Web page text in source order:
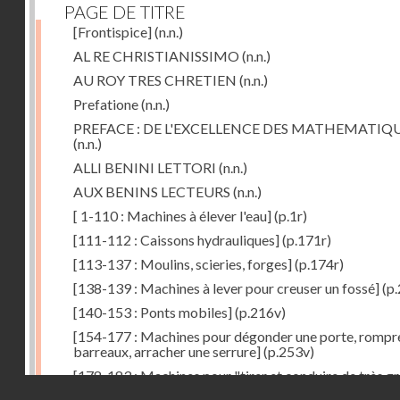
PAGE DE TITRE
[Frontispice](n.n.)
AL RE CHRISTIANISSIMO (n.n.)
AU ROY TRES CHRETIEN (n.n.)
Prefatione(n.n.)
PREFACE : DE L'EXCELLENCE DES
(n.n.)
ALLI BENINI LETTORI (n.n.)
AUX BENINS LECTEURS (n.n.)
[ 1-110 : Machines à élever l'eau](p.1r)
[111-112 : Caissons hydrauliques](p.171r)
[113-137 : Moulins, scieries, forges](p.174r)
[138-139 : Machines à lever pour creuser un fossé]
[140-153 : Ponts mobiles](p.216v)
[154-177 : Machines pour dégonder une porte,
barreaux, arracher une serrure](p.253v)
[178-183 : Machines pour "tirer et conduire de très